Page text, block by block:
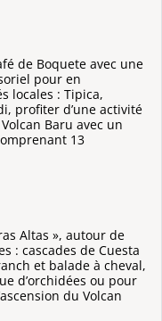
de Boquete avec une
pour en
locales : Tipica,
profiter d’une activité
Baru avec un
13
Altas », autour de
: cascades de Cuesta
et balade à cheval,
d’orchidées ou pour
du Volcan